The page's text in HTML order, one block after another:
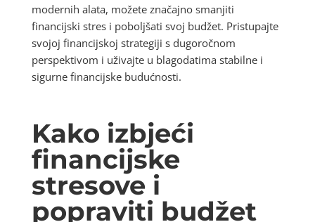
modernih alata, možete značajno smanjiti
financijski stres i poboljšati svoj budžet. Pristupajte
svojoj financijskoj strategiji s dugoročnom
perspektivom i uživajte u blagodatima stabilne i
sigurne financijske budućnosti.
Kako izbjeći
financijske
stresove i
popraviti budžet